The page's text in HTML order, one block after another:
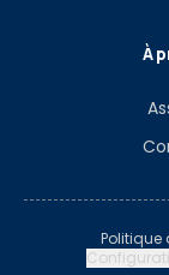
À
Politique